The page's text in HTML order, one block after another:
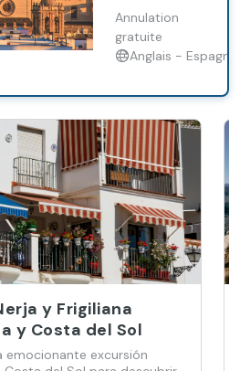
Estepona
recorrido
guiado a pie
por la
Catedral, la
Barrio de
Santa Cruz.
Annulation
gratuite
Anglais - Espagnol
y Frigiliana
y Costa del Sol
emocionante excursión